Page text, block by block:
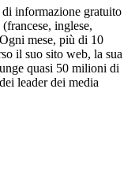
informazione gratuito
inglese,
mese, più di 10
il suo sito web, la sua
quasi 50 milioni di
leader dei media